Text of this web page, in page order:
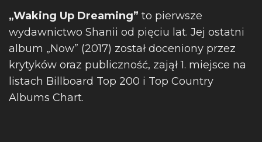
„Waking Up Dreaming” to pierwsze
wydawnictwo Shanii od pięciu lat. Jej ostatni
album „Now” (2017) został doceniony przez
krytyków oraz publiczność, zajął 1. miejsce na
listach Billboard Top 200 i Top Country
Albums Chart.